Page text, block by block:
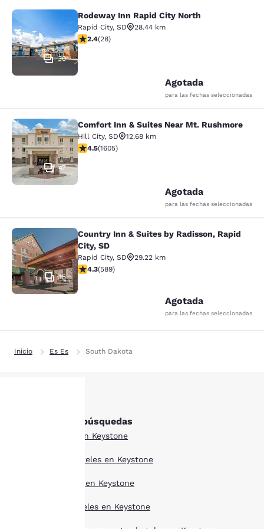
Rodeway Inn Rapid City North
30
Rodeway Inn Rapid City North
Rapid City, SD
28.44 km
Calificación de 2.43 estrellas. Razonable. 28 reseñas
2.4(28)
Agotada
para las fechas seleccionadas
Comfort Inn & Suites Near Mt.
47
Comfort Inn & Suites Near Mt. Rushmore
Hill City, SD
12.68 km
Calificación de 4.54 estrellas. Excelente. 1605 reseñas
4.5(1605)
Agotada
para las fechas seleccionadas
Country Inn & Suites by Radisson,
15
Country Inn & Suites by Radisson, Rapid
City, SD
Rapid City, SD
29.22 km
Calificación de 4.33 estrellas. Excelente. 589 reseñas
4.3(589)
Agotada
para las fechas seleccionadas
Inicio Es Es South Dakota
Otras Keystone búsquedas
Todos los hoteles en Keystone
Estilo boutique hoteles en Keystone
Ofertas de hoteles en Keystone
Larga estancia hoteles en Keystone